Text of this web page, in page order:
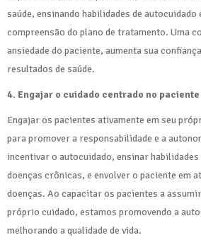
saúde, ensinando habilidades de autocuidado
compreensão do plano de tratamento. Uma
ansiedade do paciente, aumenta sua
resultados de saúde.
4. Engajar o cuidado centrado no paciente
Engajar os pacientes ativamente em seu
para promover a responsabilidade e a
incentivar o autocuidado, ensinar habilidades
doenças crônicas, e envolver o paciente em
doenças. Ao capacitar os pacientes a
próprio cuidado, estamos promovendo a
melhorando a qualidade de vida.